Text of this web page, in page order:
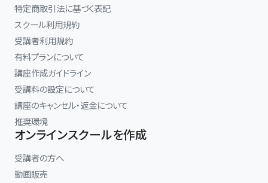
特定商取引法に基づく表記
スクール利用規約
受講者利用規約
有料プランについて
講座作成ガイドライン
受講料の設定について
講座のキャンセル・返金について
推奨環境
オンラインスクールを作成
受講者の方へ
動画販売